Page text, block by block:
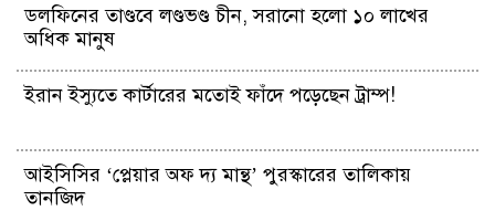
ডলফিনের তাণ্ডবে লণ্ডভণ্ড চীন, সরানো হলো ১০ লাখের
‍অধিক মানুষ
ইরান ইস্যুতে কার্টারের মতোই ফাঁদে পড়েছেন ট্রাম্প!
আইসিসির ‘প্লেয়ার অফ দ্য মান্থ’ পুরস্কারের তালিকায়
তানজিদ